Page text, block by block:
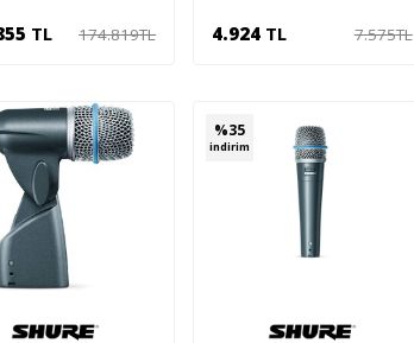
TL 174.819TL 4.924 TL 7.575TL
%35
indirim